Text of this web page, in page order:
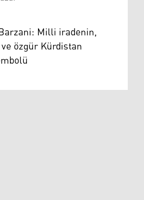
Milli iradenin,
özgür Kürdistan